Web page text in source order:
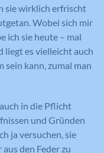
sie wirklich erfrischt
Wobei sich mir
ich sie heute – mal
liegt es vielleicht auch
sein kann, zumal man
in die Pflicht
und Gründen
ja versuchen, sie
den Feder zu